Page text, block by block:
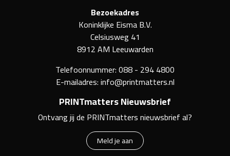
Bezoekadres
Koninklijke Eisma B.V.
Celsiusweg 41
8912 AM Leeuwarden
Telefoonnummer:088 - 294 4800
E-mailadres:info@printmatters.nl
PRINTmatters Nieuwsbrief
Ontvang jij de PRINTmatters nieuwsbrief al?
Meld je aan